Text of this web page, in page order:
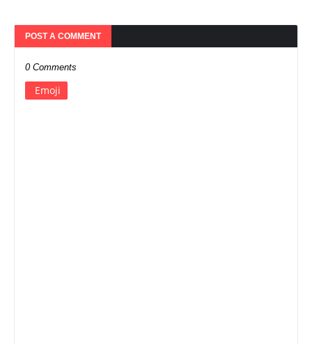
POST A COMMENT
0 Comments
Emoji